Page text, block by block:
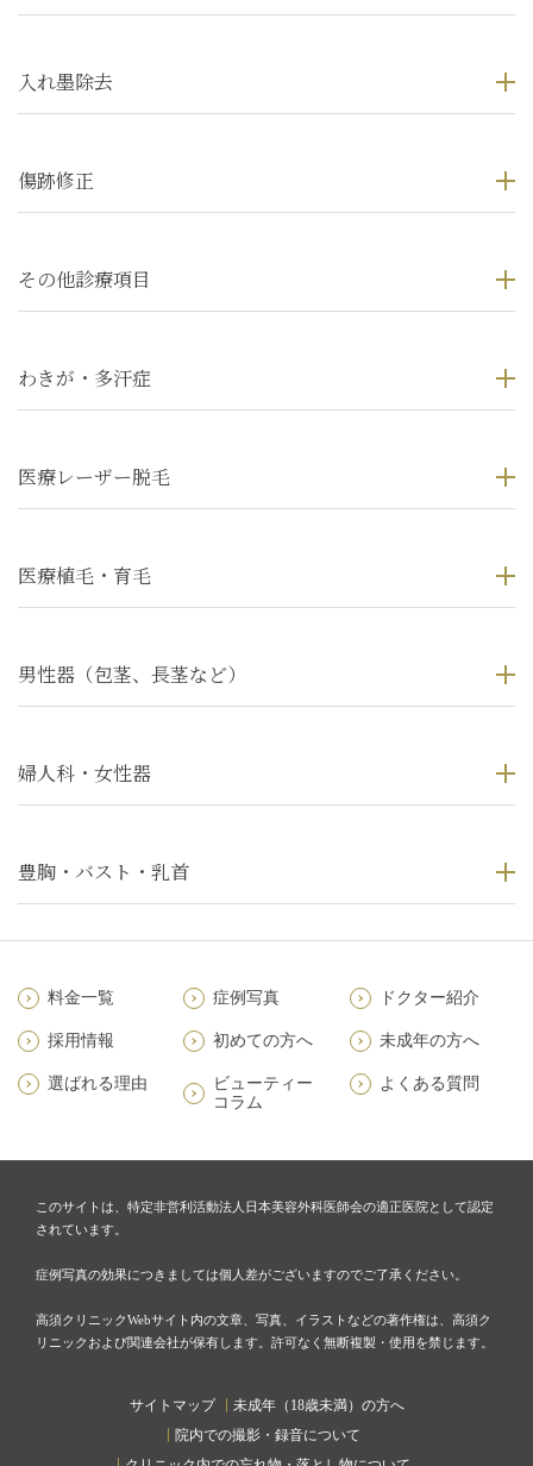
入れ墨除去
傷跡修正
その他診療項目
わきが・多汗症
医療レーザー脱毛
医療植毛・育毛
男性器（包茎、長茎など）
婦人科・女性器
豊胸・バスト・乳首
料金一覧 症例写真 ドクター紹介
採用情報 初めての方へ 未成年の方へ
選ばれる理由
ビューティー
コラム
よくある質問
このサイトは、特定非営利活動法人日本美容外科医師会の適正医院として認定
されています。
症例写真の効果につきましては個人差がございますのでご了承ください。
高須クリニックWebサイト内の文章、写真、イラストなどの著作権は、高須ク
リニックおよび関連会社が保有します。許可なく無断複製・使用を禁じます。
サイトマップ
未成年（18歳未満）の方へ
院内での撮影・録音について